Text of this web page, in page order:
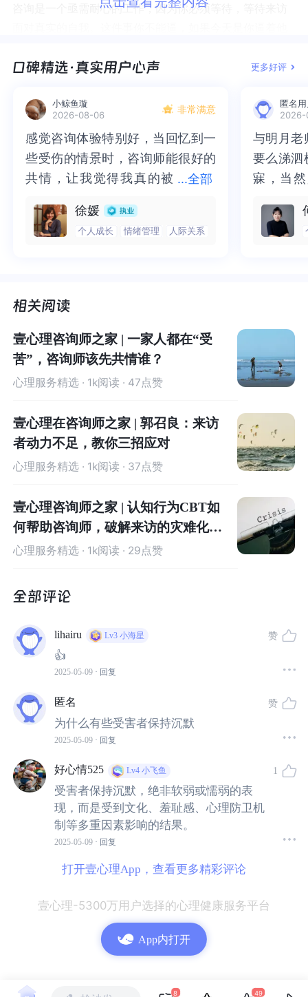
咨询是一个亟需耐心的工作，因为你必须等待，等待来访
己。
我们现在谈的「面对真实的自我」，很多时候在咨询中，
指的就是来访怎么面对自己经历过，但一直走不出来的伤
痛。
一般人面对他人诉说自己的伤痛，他们会有困惑，困惑
着：「为什么不早点说出来？」、「为什么要隐忍这么
久？」
果。今天我想和你一起深入探讨这些因素，并尝试理解受
害者沉默背后的深层原因。
01
要理解受害者沉默的原因，首先需要认识「创伤」本身。
创伤是「一个对个体造成巨大冲击的事件」
害、家暴、天灾人祸等。这些事件会导致个体产生强烈的
情绪反应，例如恐惧、焦虑、无助、羞耻等。
而除了当下事件造成的创伤，还有一种极大的创伤，来自
创伤后的「羞辱创伤」。
羞辱创伤指个体遭受言语或行为上的羞辱，导致其自我价
值感降低，产生强烈羞耻感的经验。
伤会对个体造成深远的影响，例如自我否定、自我厌恶、
创伤归咎于受害者自身的缺陷或错误，而非外在的加害者
让受害者产生强烈的羞耻感，认为自己「不够好」、「不
更多好评
小鲸鱼璇
2026-08-06
非常满意
...全部
感觉咨询体验特别好，当回忆到一
些受伤的情景时，咨询师能很好的
共情，让我觉得我真的被
一部分未处理的情绪被注意到了，
而且当咨询师准确说出我当时的情
觉轻快了很多，感觉轻松了。很感
谢咨询师姐姐！
感觉咨询体验特别好，当回忆到一
些受伤的情景时，咨询师能很好的
共情，让我觉得我真的被抱住了。
处理的情绪被注意到了，而且当咨
询师准确说出我当时的情绪，我感
了很多，感觉轻松了。很感谢咨询
师姐姐！
徐媛
个人成长 情绪管理 人际关系
匿名
2026-
与明月老
要么涕泗
寐，当
来，觉
再困于
与明月老
要么涕泗
寐，当然
不必再
梏，更
壹心理咨询师之家 | 一家人都在“受
苦”，咨询师该先共情谁？
心理服务精选 · 1k阅读 · 47点赞
壹心理在咨询师之家 | 郭召良：来访
者动力不足，教你三招应对
心理服务精选 · 1k阅读 · 37点赞
壹心理咨询师之家 | 认知行为CBT如
何帮助咨询师，破解来访的灾难化思
维
心理服务精选 · 1k阅读 · 29点赞
lihairu Lv3 小海星
👍
2025-05-09 · 回复
赞
匿名
为什么有些受害者保持沉默
2025-05-09 · 回复
赞
好心情525 Lv4 小飞鱼
受害者保持沉默，绝非软弱或懦弱的表
现，而是受到文化、羞耻感、心理防卫机
制等多重因素影响的结果。
2025-05-09 · 回复
1
打开壹心理App，查看更多精彩评论
壹心理-5300万用户选择的心理健康服务平台
8 49
App内打开